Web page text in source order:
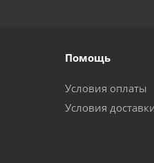
Помощь
Условия оплаты
Условия